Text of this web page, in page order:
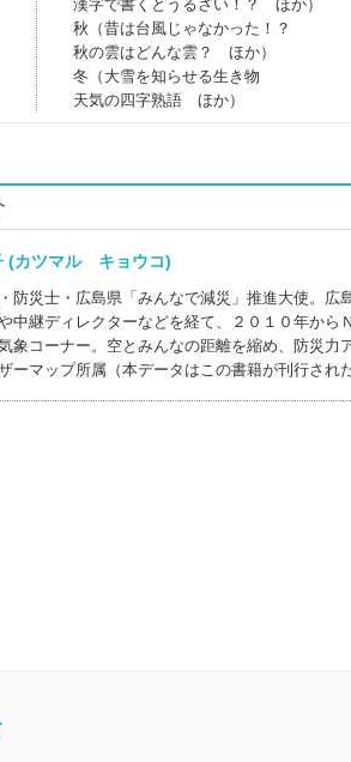
漢字で書くとうるさい！？ ほか）
秋（昔は台風じゃなかった！？
秋の雲はどんな雲？ ほか）
冬（大雪を知らせる生き物
天気の四字熟語 ほか）
(カツマル キョウコ)
防災士・広島県「みんなで減災」推進大使。
中継ディレクターなどを経て、２０１０年か
象コーナー。空とみんなの距離を縮め、防災
ーマップ所属（本データはこの書籍が刊行され